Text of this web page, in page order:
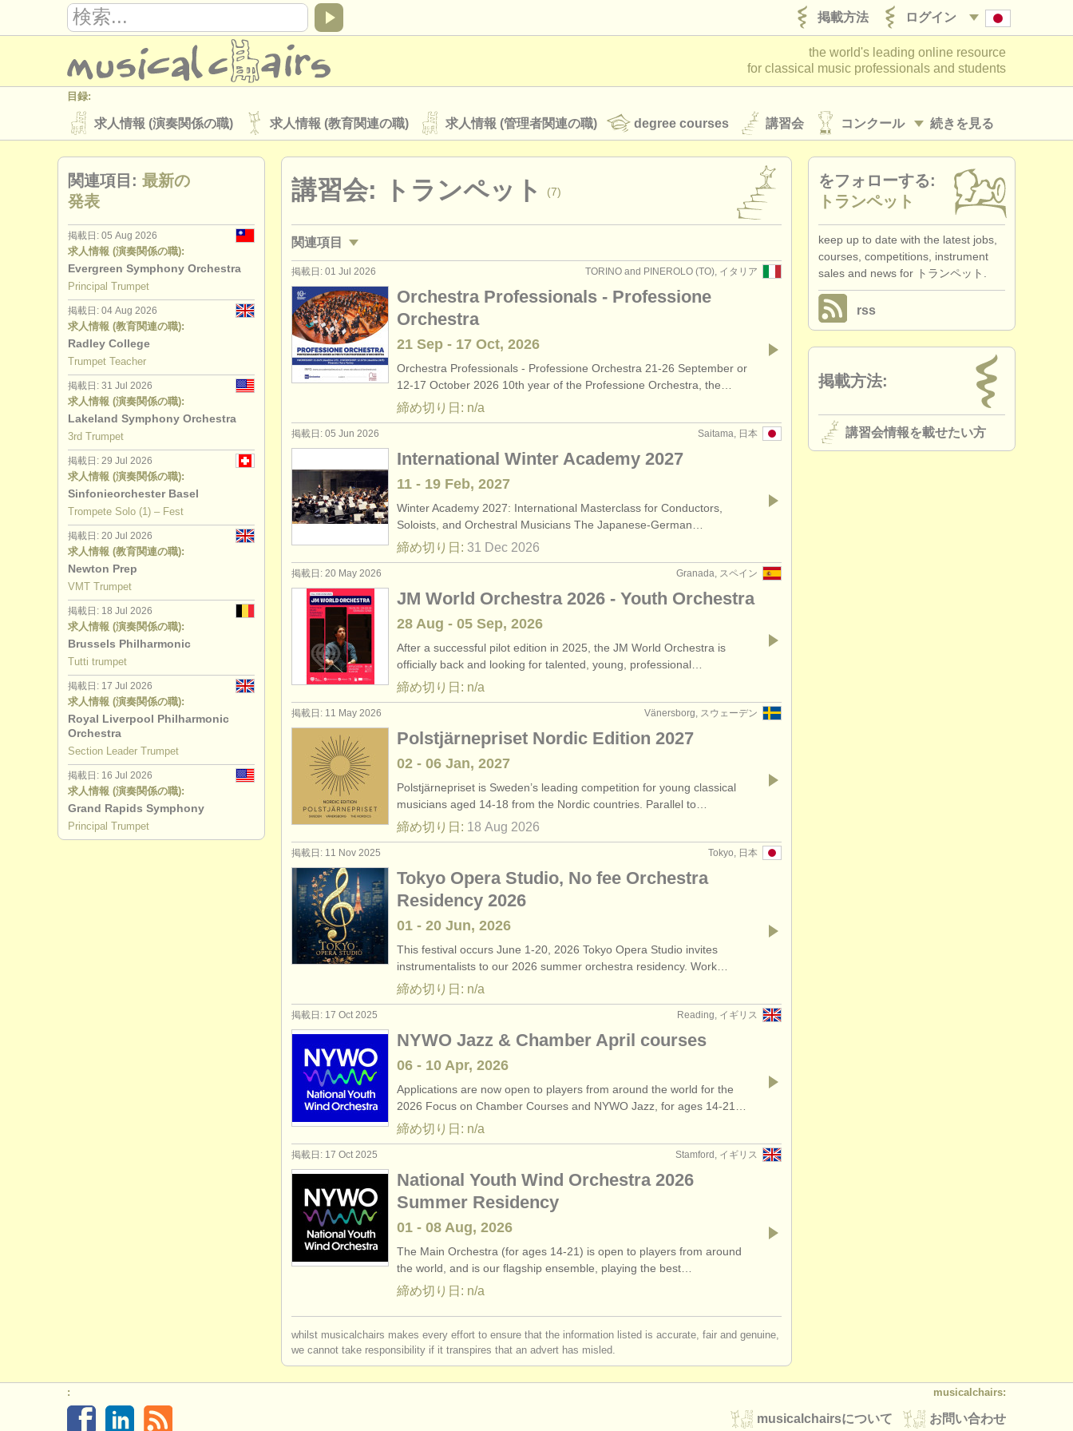
ログイン
掲載方法
the world's leading online resource
for classical music professionals and students
目録:
続きを見る
求人情報 (演奏関係の職) 求人情報 (教育関連の職) 求人情報 (管理者関連の職) degree courses 講習会 コンクール
楽器の販売 盗まれた楽器
ディレクトリー:
musicalchairs:
musicalchairsについて お問い合わせ クラシック音楽ニュース
出版社:
掲載方法 find out about ourATS ATSfaq ログイン
講習会: トランペット (7)
関連項目
求人情報 (演奏関係の職): トランペット
求人情報 (教育関連の職): トランペット
講習会: ツィンク (1)
講習会: cornet (1)
degree courses: トランペット
degree courses: ツィンク (1)
degree courses: natural trumpet (1)
degree courses: cornet (8)
コンクール: トランペット
楽器の販売: トランペット (2)
盗まれた楽器: トランペット (53)
TORINO and PINEROLO (TO), イタリア
掲載日: 01 Jul 2026
Orchestra Professionals - Professione
Orchestra
21 Sep - 17 Oct, 2026
Orchestra Professionals - Professione Orchestra 21-26 September or
12-17 October 2026 10th year of the Professione Orchestra, the…
締め切り日: n/a
Saitama, 日本
掲載日: 05 Jun 2026
International Winter Academy 2027
11 - 19 Feb, 2027
Winter Academy 2027: International Masterclass for Conductors,
Soloists, and Orchestral Musicians The Japanese-German…
締め切り日: 31 Dec 2026
Granada, スペイン
掲載日: 20 May 2026
JM World Orchestra 2026 - Youth Orchestra
28 Aug - 05 Sep, 2026
After a successful pilot edition in 2025, the JM World Orchestra is
officially back and looking for talented, young, professional…
締め切り日: n/a
Vänersborg, スウェーデン
掲載日: 11 May 2026
Polstjärnepriset Nordic Edition 2027
02 - 06 Jan, 2027
Polstjärnepriset is Sweden’s leading competition for young classical
musicians aged 14-18 from the Nordic countries. Parallel to…
締め切り日: 18 Aug 2026
Tokyo, 日本
掲載日: 11 Nov 2025
Tokyo Opera Studio, No fee Orchestra
Residency 2026
01 - 20 Jun, 2026
This festival occurs June 1-20, 2026 Tokyo Opera Studio invites
instrumentalists to our 2026 summer orchestra residency. Work…
締め切り日: n/a
Reading, イギリス
掲載日: 17 Oct 2025
NYWO Jazz & Chamber April courses
06 - 10 Apr, 2026
Applications are now open to players from around the world for the
2026 Focus on Chamber Courses and NYWO Jazz, for ages 14-21…
締め切り日: n/a
Stamford, イギリス
掲載日: 17 Oct 2025
National Youth Wind Orchestra 2026
Summer Residency
01 - 08 Aug, 2026
The Main Orchestra (for ages 14-21) is open to players from around
the world, and is our flagship ensemble, playing the best…
締め切り日: n/a
whilst musicalchairs makes every effort to ensure that the information listed is accurate, fair and genuine,
we cannot take responsibility if it transpires that an advert has misled.
関連項目: 最新の
発表
掲載日: 05 Aug 2026
求人情報 (演奏関係の職):
Evergreen Symphony Orchestra
Principal Trumpet
掲載日: 04 Aug 2026
求人情報 (教育関連の職):
Radley College
Trumpet Teacher
掲載日: 31 Jul 2026
求人情報 (演奏関係の職):
Lakeland Symphony Orchestra
3rd Trumpet
掲載日: 29 Jul 2026
求人情報 (演奏関係の職):
Sinfonieorchester Basel
Trompete Solo (1) – Fest
掲載日: 20 Jul 2026
求人情報 (教育関連の職):
Newton Prep
VMT Trumpet
掲載日: 18 Jul 2026
求人情報 (演奏関係の職):
Brussels Philharmonic
Tutti trumpet
掲載日: 17 Jul 2026
求人情報 (演奏関係の職):
Royal Liverpool Philharmonic
Orchestra
Section Leader Trumpet
掲載日: 16 Jul 2026
求人情報 (演奏関係の職):
Grand Rapids Symphony
Principal Trumpet
をフォローする:
トランペット
keep up to date with the latest jobs,
courses, competitions, instrument
sales and news for トランペット.
rss
掲載方法:
講習会情報を載せたい方
musicalchairs:
お問い合わせ
musicalchairsについて
: